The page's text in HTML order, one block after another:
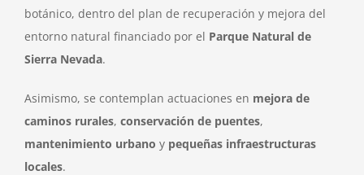
botánico, dentro del plan de recuperación y mejora del
entorno natural financiado por el Parque Natural de
Sierra Nevada.
Asimismo, se contemplan actuaciones en mejora de
caminos rurales, conservación de puentes,
mantenimiento urbano y pequeñas infraestructuras
locales.